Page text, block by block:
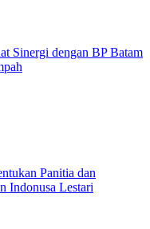
Sinergi dengan BP Batam
Panitia dan
Indonusa Lestari